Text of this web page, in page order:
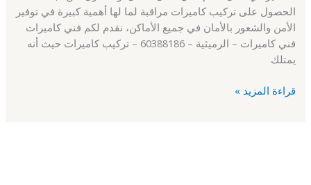
الحصول على تركيب كاميرات مراقبة لما لها أهمية كبيرة في توفير
الأمن والشعور بالأمان في جميع الأماكن، نقدم لكم فني كاميرات
فني كاميرات – الرميثية – 60388186 – تركيب كاميرات حيث أنه
يمتلك
قراءة المزيد »